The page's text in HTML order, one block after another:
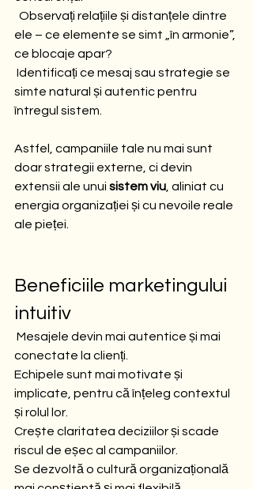
ele – ce elemente se simt „în armonie”,
ce blocaje apar?
simte natural și autentic pentru
întregul sistem.
Astfel, campaniile tale nu mai sunt
doar strategii externe, ci devin
extensii ale unui sistem viu , aliniat cu
energia organizației și cu nevoile reale
ale pieței.
Beneficiile marketingului
intuitiv
conectate la clienți.
Echipele sunt mai motivate și
implicate, pentru că înțeleg contextul
și rolul lor.
Crește claritatea deciziilor și scade
riscul de eșec al campaniilor.
Se dezvoltă o cultură organizațională